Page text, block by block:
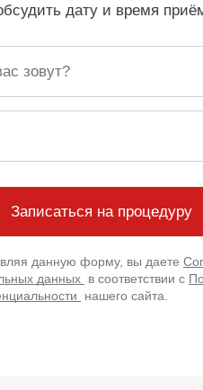
дату и время
данную форму, вы даете
данных в соответствии с
нашего сайта.